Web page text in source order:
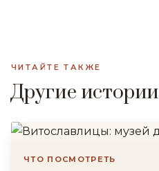
ЧИТАЙТЕ ТАКЖЕ
Другие истории
ЧТО ПОСМОТРЕТЬ